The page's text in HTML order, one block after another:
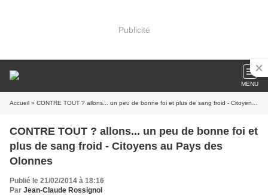
Publicité
MENU
Accueil » CONTRE TOUT ? allons... un peu de bonne foi et plus de sang froid - Citoyens au Pays des Olonnes
CONTRE TOUT ? allons... un peu de bonne foi et
plus de sang froid - Citoyens au Pays des
Olonnes
Publié le 21/02/2014 à 18:16
Par Jean-Claude Rossignol